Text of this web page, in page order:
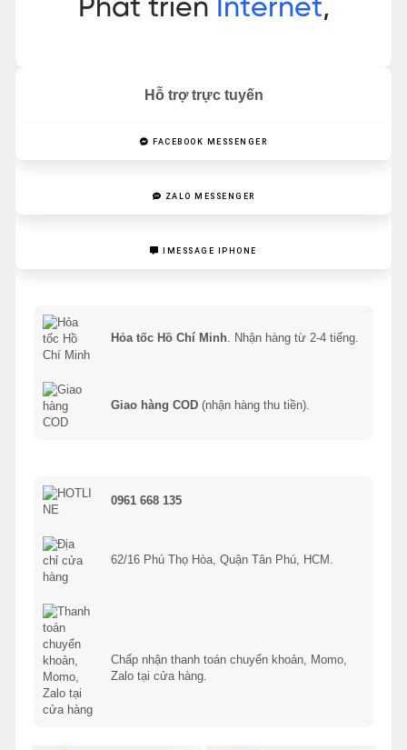
Hỗ trợ trực tuyến
FACEBOOK MESSENGER
ZALO MESSENGER
IMESSAGE IPHONE
Hỏa tốc Hồ Chí Minh. Nhận hàng từ 2-4 tiếng.
Giao hàng COD (nhận hàng thu tiền).
0961 668 135
62/16 Phú Thọ Hòa, Quận Tân Phú, HCM.
Chấp nhận thanh toán chuyển khoản, Momo,
Zalo tại cửa hàng.